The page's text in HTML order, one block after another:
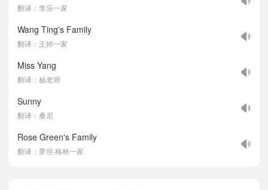
翻译：李乐一家
Wang Ting's Family
翻译：王婷一家
Miss Yang
翻译：杨老师
Sunny
翻译：桑尼
Rose Green's Family
翻译：萝丝·格林一家